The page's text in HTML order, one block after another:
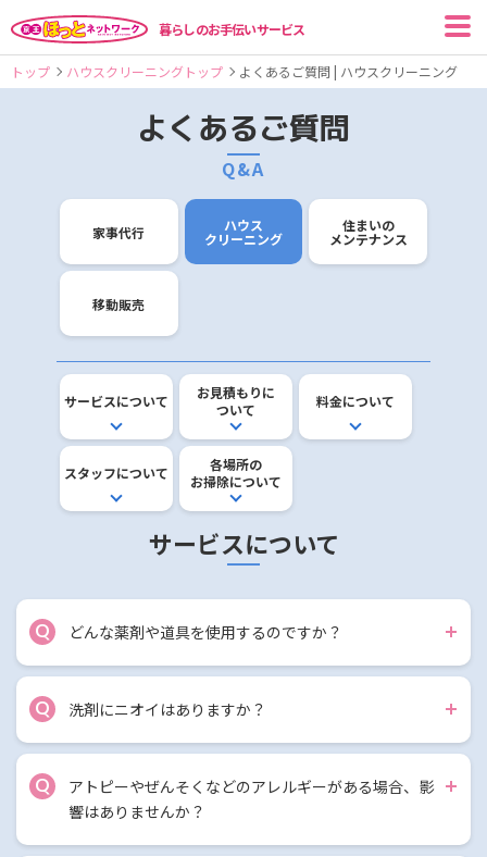
暮らしのお手伝いサービス
トップ ハウスクリーニングトップ よくあるご質問 | ハウスクリーニング
よくあるご質問
Q&A
家事代行 ハウス
クリーニング
住まいの
メンテナンス
移動販売
サービスについて
お見積もりに
ついて
料金について
スタッフについて
各場所の
お掃除について
サービスについて
Q どんな薬剤や道具を使用するのですか？
Q 洗剤にニオイはありますか？
Q
アトピーやぜんそくなどのアレルギーがある場合、影
響はありませんか？